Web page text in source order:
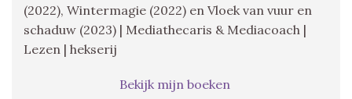
(2022), Wintermagie (2022) en Vloek van vuur en
schaduw (2023) | Mediathecaris & Mediacoach |
Lezen | hekserij
Bekijk mijn boeken